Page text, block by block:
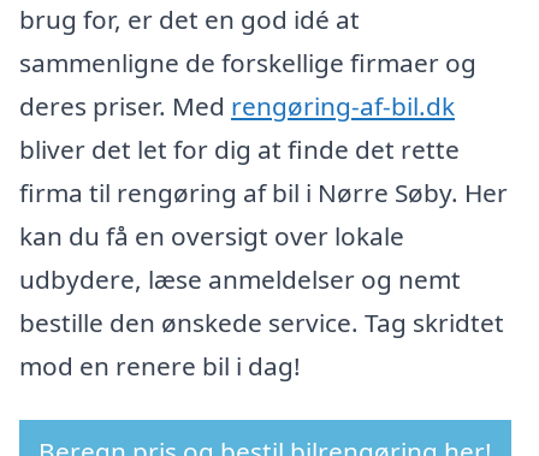
brug for, er det en god idé at
sammenligne de forskellige firmaer og
deres priser. Med rengøring-af-bil.dk
bliver det let for dig at finde det rette
firma til rengøring af bil i Nørre Søby. Her
kan du få en oversigt over lokale
udbydere, læse anmeldelser og nemt
bestille den ønskede service. Tag skridtet
mod en renere bil i dag!